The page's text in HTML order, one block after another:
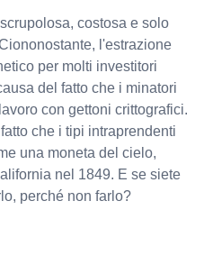
costosa e solo
l'estrazione
per molti investitori
del fatto che i minatori
con gettoni crittografici.
che i tipi intraprendenti
una moneta del cielo,
nel 1849. E se siete
perché non farlo?